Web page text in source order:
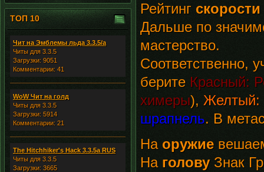
ТОП 10
Чит на Эмблемы льда 3.3.5/а
Читы для 3.3.5
Загрузки: 9051
Комментарии: 41
WoW Чит на голд
Читы для 3.3.5
Загрузки: 5914
Комментарии: 21
The Hitchhiker's Hack 3.3.5a RUS
Читы для 3.3.5
Загрузки: 3665
Рейтинг скорости
Дальше по
мастерство.
Соответственно,
берите Красный:
химеры), Желтый:
шрапнель. В
На оружие
На головуЗнак